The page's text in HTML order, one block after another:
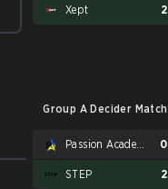
Xept 2
Group A Decider Match
0
STEP 2